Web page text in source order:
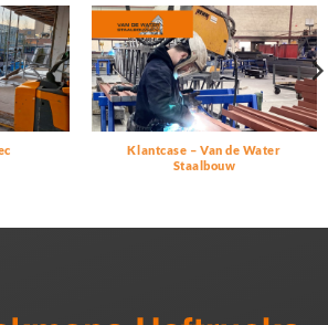
Klantcase – Van de Water
Staalbouw